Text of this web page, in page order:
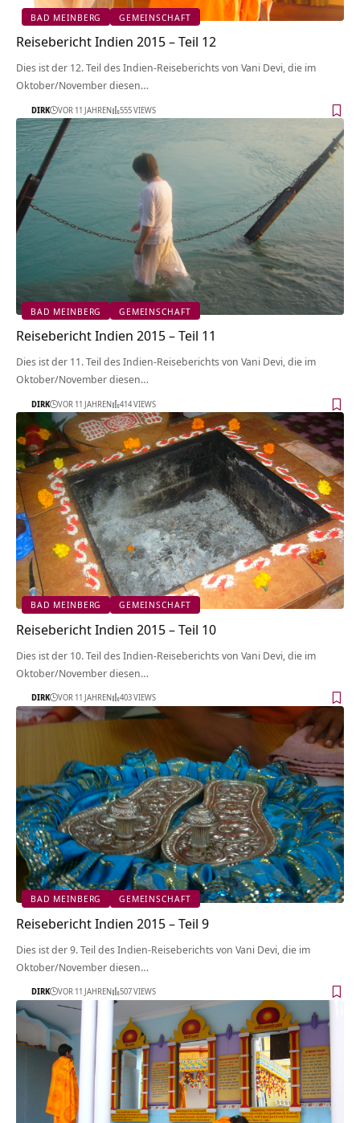
BAD MEINBERG GEMEINSCHAFT
Reisebericht Indien 2015 – Teil 12
Dies ist der 12. Teil des Indien-Reiseberichts von Vani Devi, die im
Oktober/November diesen…
DIRK VOR 11 JAHREN 555 VIEWS
BAD MEINBERG GEMEINSCHAFT
Reisebericht Indien 2015 – Teil 11
Dies ist der 11. Teil des Indien-Reiseberichts von Vani Devi, die im
Oktober/November diesen…
DIRK VOR 11 JAHREN 414 VIEWS
BAD MEINBERG GEMEINSCHAFT
Reisebericht Indien 2015 – Teil 10
Dies ist der 10. Teil des Indien-Reiseberichts von Vani Devi, die im
Oktober/November diesen…
DIRK VOR 11 JAHREN 403 VIEWS
BAD MEINBERG GEMEINSCHAFT
Reisebericht Indien 2015 – Teil 9
Dies ist der 9. Teil des Indien-Reiseberichts von Vani Devi, die im
Oktober/November diesen…
DIRK VOR 11 JAHREN 507 VIEWS